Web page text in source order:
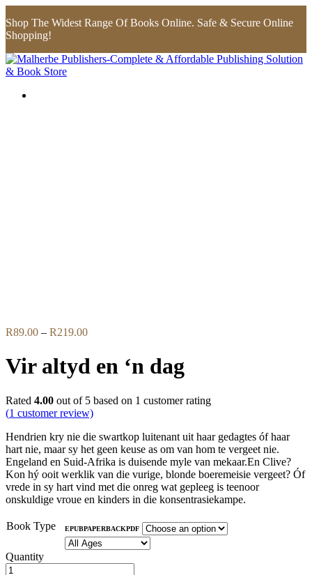
Shop The Widest Range Of Books Online. Safe & Secure Online
Shopping!
R89.00 – R219.00Price
R89.00
through
Vir altyd en ‘n dag
Rated 4.00 out of 5 based on 1 customer rating
(1 customer review)
Hendrien kry nie die swartkop luitenant uit haar gedagtes óf haar
hart nie, maar sy het geen keuse as om van hom te vergeet nie.
Engeland en Suid-Afrika is duisende myle van mekaar.En Clive?
Kon hý ooit werklik van die vurige, blonde boeremeisie vergeet? Óf
vrede in sy hart vind met die onreg wat gepleeg is teenoor
onskuldige vroue en kinders in die konsentrasiekampe.
Book Type EPUBPAPERBACKPDF
Quantity